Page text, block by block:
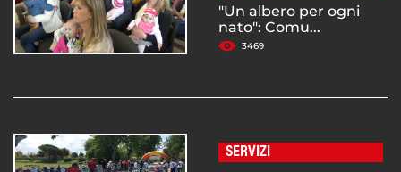
"Un albero per ogni
nato": Comu...
3469
SERVIZI